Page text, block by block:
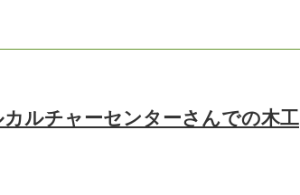
ルチャーセンターさんでの木工